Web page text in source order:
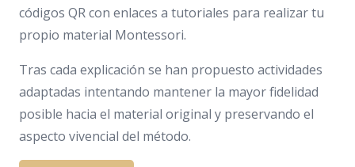
códigos QR con enlaces a tutoriales para realizar tu
propio material Montessori.
Tras cada explicación se han propuesto actividades
adaptadas intentando mantener la mayor fidelidad
posible hacia el material original y preservando el
aspecto vivencial del método.